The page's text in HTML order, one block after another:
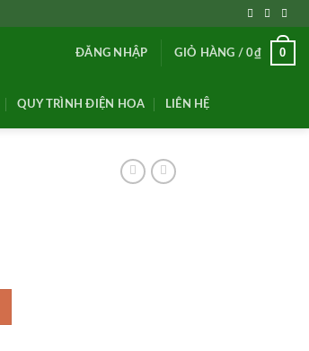
ĐĂNG NHẬP GIỎ HÀNG /0₫ 0
QUY TRÌNH ĐIỆN HOA LIÊN HỆ